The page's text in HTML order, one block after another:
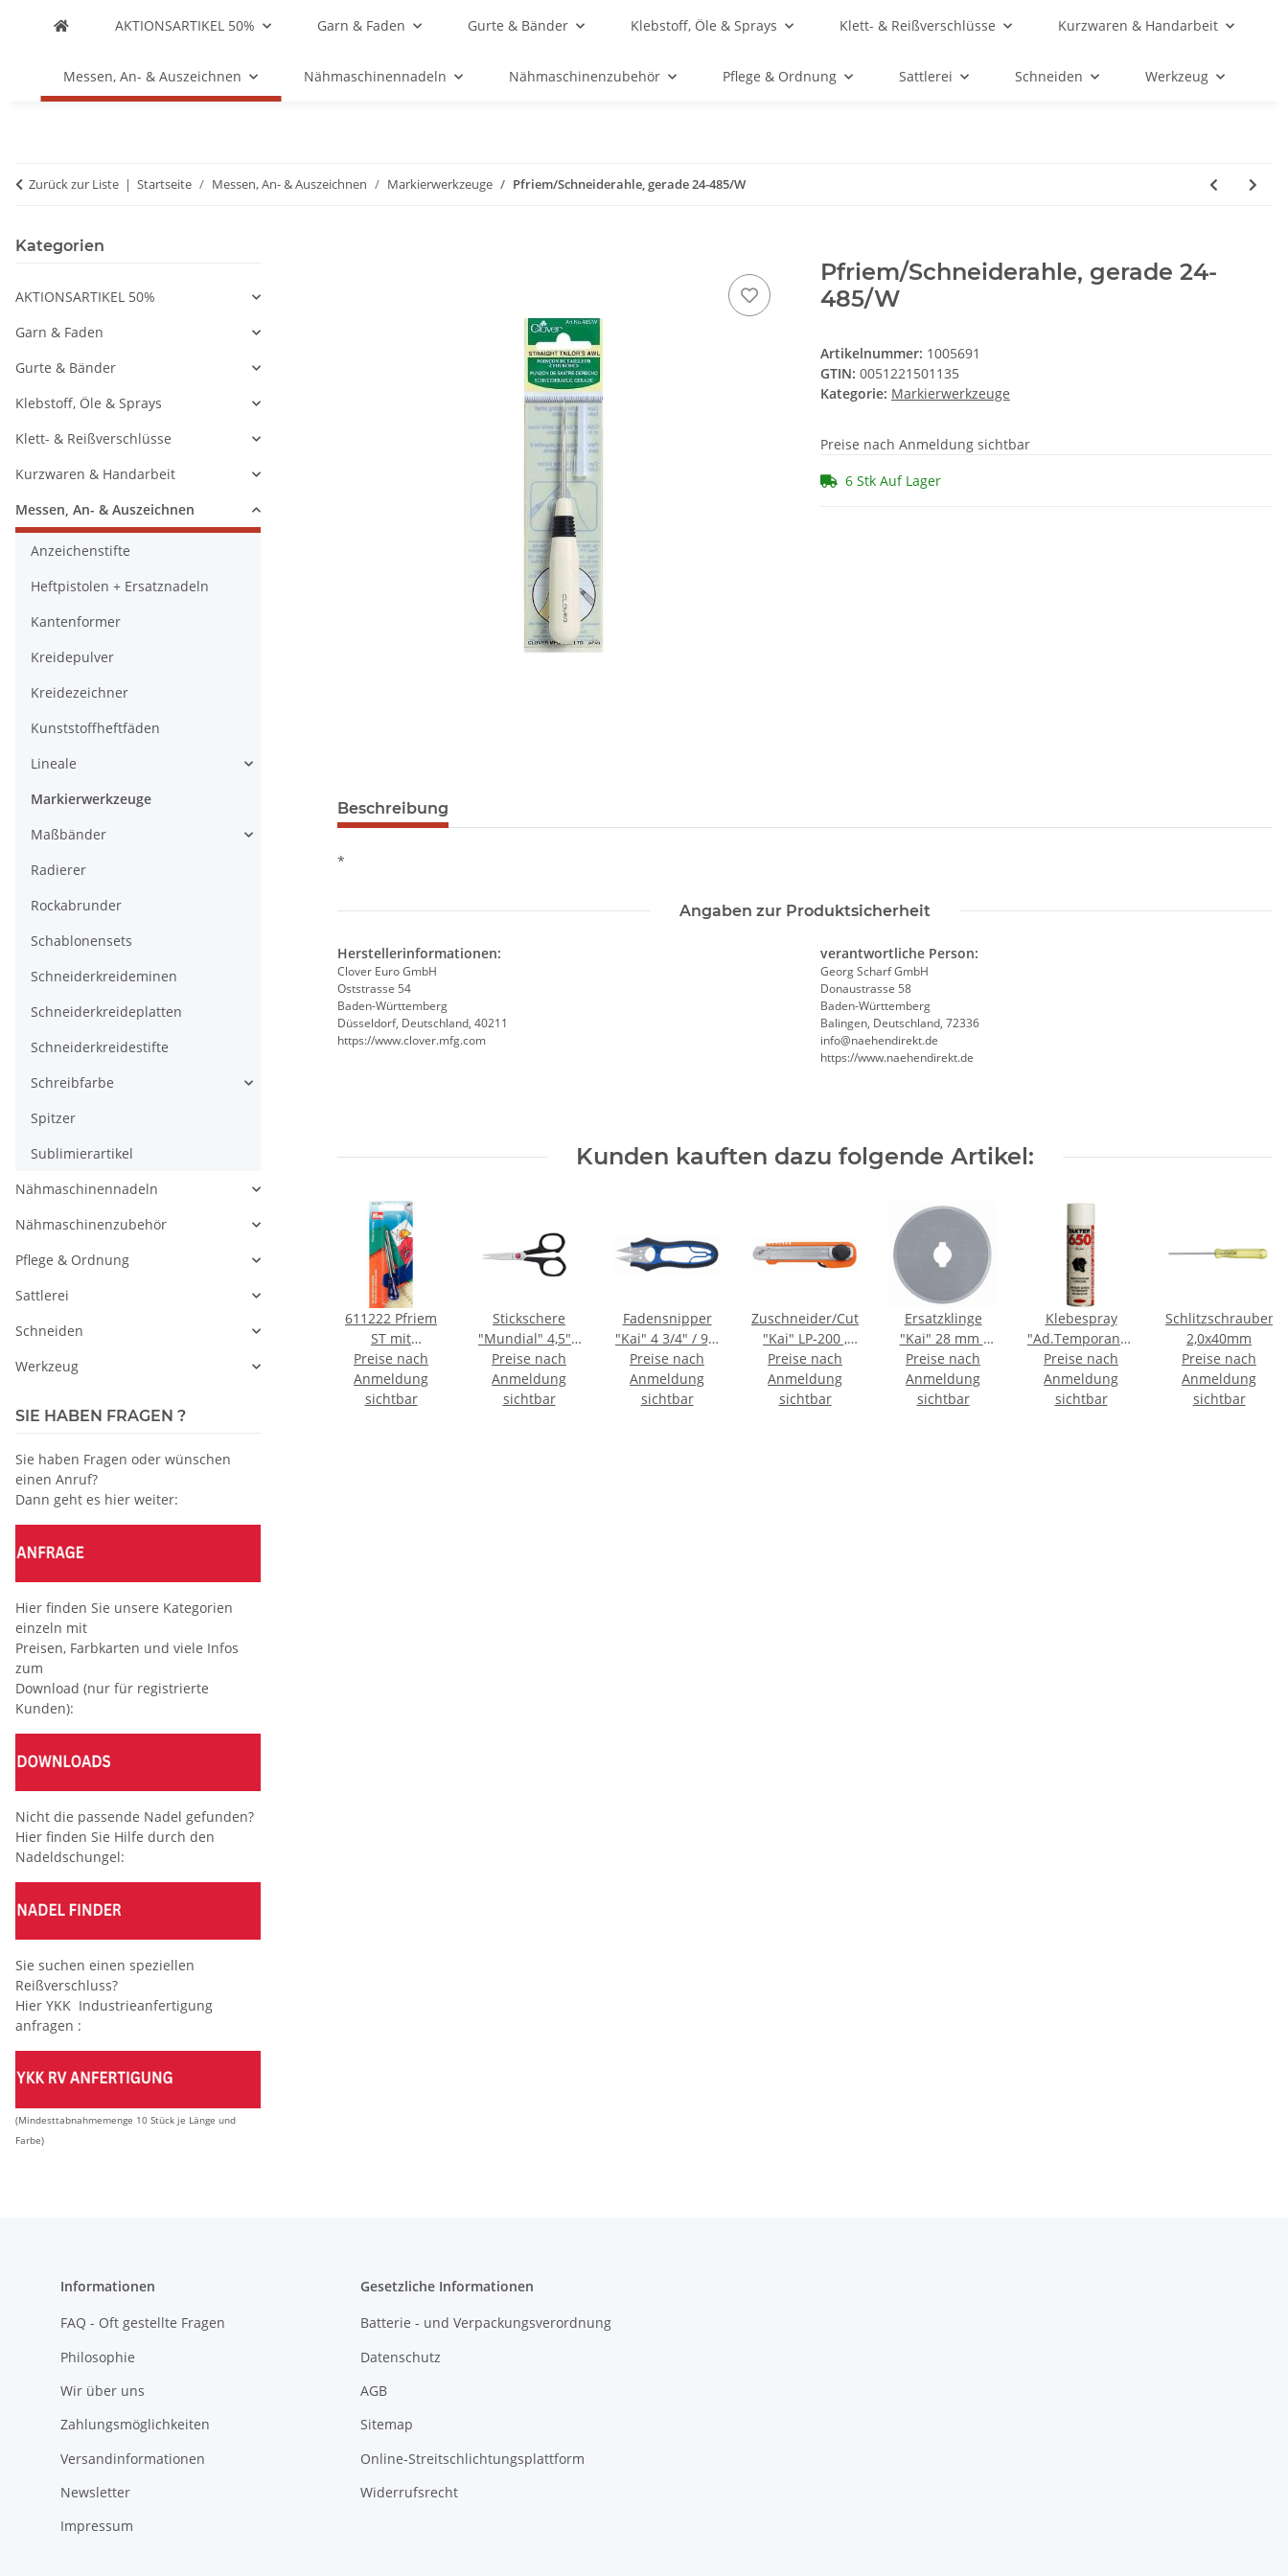
AKTIONSARTIKEL 50% Garn & Faden Gurte & Bänder Klebstoff, Öle & Sprays Klett- & Reißverschlüsse Kurzwaren & Handarbeit
Messen, An- & Auszeichnen Nähmaschinennadeln Nähmaschinenzubehör Pflege & Ordnung Sattlerei Schneiden Werkzeug
Zurück zur Liste Startseite Messen, An- & Auszeichnen Markierwerkzeuge Pfriem/Schneiderahle, gerade 24-485/W
Pfriem/Schneiderahle, gerade 24-
485/W
Artikelnummer: 1005691
GTIN: 0051221501135
Kategorie: Markierwerkzeuge
Preise nach Anmeldung sichtbar
6 Stk Auf Lager
Beschreibung
*
Angaben zur Produktsicherheit
Herstellerinformationen:
Clover Euro GmbH
Oststrasse 54
Baden-Württemberg
Düsseldorf, Deutschland, 40211
https://www.clover.mfg.com
verantwortliche Person:
Georg Scharf GmbH
Donaustrasse 58
Baden-Württemberg
Balingen, Deutschland, 72336
info@naehendirekt.de
https://www.naehendirekt.de
Kunden kauften dazu folgende Artikel:
Schneiderkreide-
mm
611222 Pfriem
ST mit
Kunststoffgriff
und Hülse - KTE
á 1 ST
Preise nach
Anmeldung
sichtbar
Stickschere
"Mundial" 4,5" /
11 cm mit schw.
Kunststoffgriff
Preise nach
Anmeldung
sichtbar
Fadensnipper
"Kai" 4 3/4" / 9,5
cm
Preise nach
Anmeldung
sichtbar
Zuschneider/Cutter
"Kai" LP-200 ,
Größe L 155 mm
-
AUSLAUFARTIKEL
Preise nach
Anmeldung
sichtbar
Ersatzklinge
"Kai" 28 mm (
Pack á 2 Stück)
Preise nach
Anmeldung
sichtbar
Klebespray
"Ad.Temporaneo
Takter 650"
Dose á 500ml
Preise nach
Anmeldung
sichtbar
2,0x40mm
Preise nach
Anmeldung
sichtbar
Kategorien
AKTIONSARTIKEL 50%
Garn & Faden
Gurte & Bänder
Klebstoff, Öle & Sprays
Klett- & Reißverschlüsse
Kurzwaren & Handarbeit
Messen, An- & Auszeichnen
Anzeichenstifte
Heftpistolen + Ersatznadeln
Kantenformer
Kreidepulver
Kreidezeichner
Kunststoffheftfäden
Lineale
Markierwerkzeuge
Maßbänder
Radierer
Rockabrunder
Schablonensets
Schneiderkreideminen
Schneiderkreideplatten
Schneiderkreidestifte
Schreibfarbe
Spitzer
Sublimierartikel
Nähmaschinennadeln
Nähmaschinenzubehör
Pflege & Ordnung
Sattlerei
Schneiden
Werkzeug
SIE HABEN FRAGEN ?
Sie haben Fragen oder wünschen
einen Anruf?
Dann geht es hier weiter:
Hier finden Sie unsere Kategorien
einzeln mit
Preisen, Farbkarten und viele Infos
zum
Download (nur für registrierte
Kunden):
Nicht die passende Nadel gefunden?
Hier finden Sie Hilfe durch den
Nadeldschungel:
Sie suchen einen speziellen
Reißverschluss?
Hier YKK Industrieanfertigung
anfragen :
(Mindesttabnahmemenge 10 Stück je Länge und
Farbe)
Informationen
FAQ - Oft gestellte Fragen
Philosophie
Wir über uns
Zahlungsmöglichkeiten
Versandinformationen
Newsletter
Impressum
Gesetzliche Informationen
Batterie - und Verpackungsverordnung
Datenschutz
AGB
Sitemap
Online-Streitschlichtungsplattform
Widerrufsrecht